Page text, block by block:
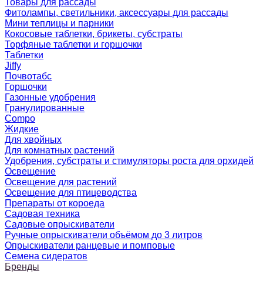
Товары для рассады
Фитолампы, светильники, аксессуары для рассады
Мини теплицы и парники
Кокосовые таблетки, брикеты, субстраты
Торфяные таблетки и горшочки
Таблетки
Jiffy
Почвотабс
Горшочки
Газонные удобрения
Гранулированные
Compo
Жидкие
Для хвойных
Для комнатных растений
Удобрения, субстраты и стимуляторы роста для орхидей
Освещение
Освещение для растений
Освещение для птицеводства
Препараты от короеда
Садовая техника
Садовые опрыскиватели
Ручные опрыскиватели объёмом до 3 литров
Опрыскиватели ранцевые и помповые
Семена сидератов
Бренды